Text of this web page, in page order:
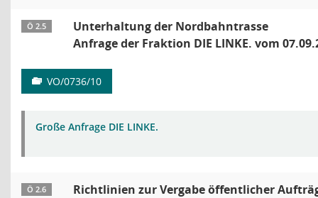
Ö 2.5
Unterhaltung der Nordbahntrasse
Anfrage der Fraktion DIE LINKE. vom
VO/0736/10
Große Anfrage DIE LINKE.
Ö 2.6
Richtlinien zur Vergabe öffentlicher